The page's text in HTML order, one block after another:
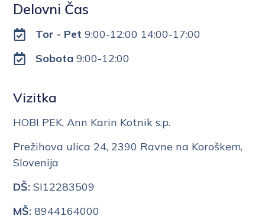
Delovni Čas
Tor - Pet 9:00-12:00 14:00-17:00
Sobota9:00-12:00
Vizitka
HOBI PEK, Ann Karin Kotnik s.p.
Prežihova ulica 24, 2390 Ravne na Koroškem,
Slovenija
DŠ: SI12283509
MŠ: 8944164000